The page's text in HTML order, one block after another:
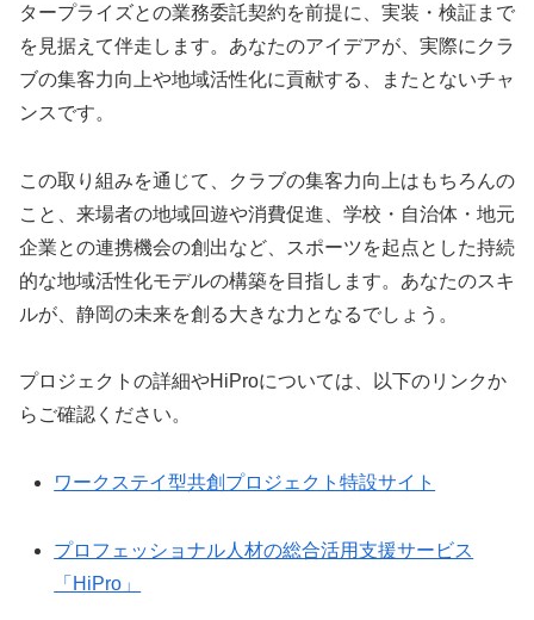
タープライズとの業務委託契約を前提に、実装・検証まで
を見据えて伴走します。あなたのアイデアが、実際にクラ
ブの集客力向上や地域活性化に貢献する、またとないチャ
ンスです。
この取り組みを通じて、クラブの集客力向上はもちろんの
こと、来場者の地域回遊や消費促進、学校・自治体・地元
企業との連携機会の創出など、スポーツを起点とした持続
的な地域活性化モデルの構築を目指します。あなたのスキ
ルが、静岡の未来を創る大きな力となるでしょう。
プロジェクトの詳細やHiProについては、以下のリンクか
らご確認ください。
ワークステイ型共創プロジェクト特設サイト
プロフェッショナル人材の総合活用支援サービス
「HiPro」